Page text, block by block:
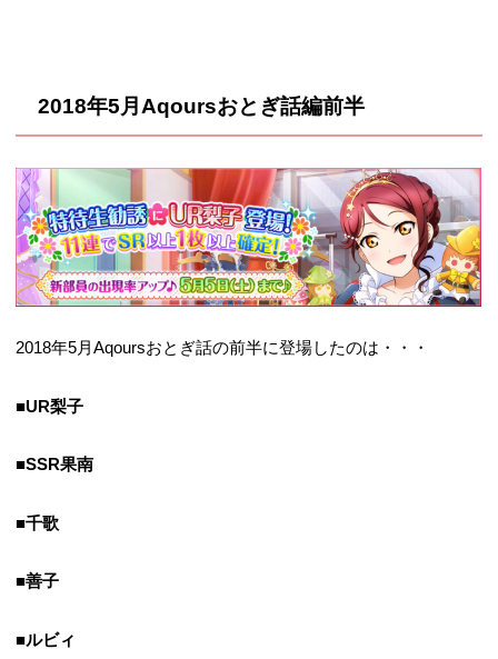
2018年5月Aqoursおとぎ話編前半
2018年5月Aqoursおとぎ話の前半に登場したのは・・・
■UR梨子
■SSR果南
■千歌
■善子
■ルビィ